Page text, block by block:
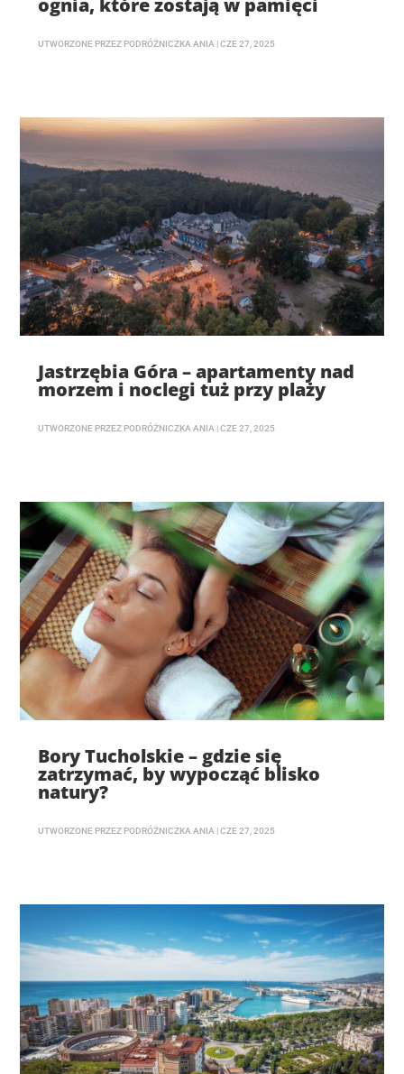
UTWORZONE PRZEZ PODRÓŻNICZKA ANIA |CZE 27, 2025
Jastrzębia Góra – apartamenty nad
morzem i noclegi tuż przy plaży
UTWORZONE PRZEZ PODRÓŻNICZKA ANIA |CZE 27, 2025
Bory Tucholskie – gdzie się
zatrzymać, by wypocząć blisko
natury?
UTWORZONE PRZEZ PODRÓŻNICZKA ANIA |CZE 27, 2025